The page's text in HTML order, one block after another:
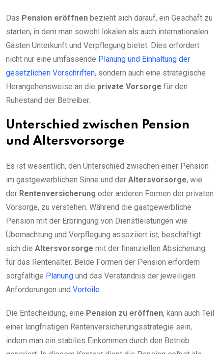
Das Pension eröffnen bezieht sich darauf, ein Geschäft zu
starten, in dem man sowohl lokalen als auch internationalen
Gästen Unterkunft und Verpflegung bietet. Dies erfordert
nicht nur eine umfassende Planung und Einhaltung der
gesetzlichen Vorschriften, sondern auch eine strategische
Herangehensweise an die private Vorsorge für den
Ruhestand der Betreiber.
Unterschied zwischen Pension
und Altersvorsorge
Es ist wesentlich, den Unterschied zwischen einer Pension
im gastgewerblichen Sinne und der Altersvorsorge, wie
der Rentenversicherung oder anderen Formen der privaten
Vorsorge, zu verstehen. Während die gastgewerbliche
Pension mit der Erbringung von Dienstleistungen wie
Übernachtung und Verpflegung assoziiert ist, beschäftigt
sich die Altersvorsorge mit der finanziellen Absicherung
für das Rentenalter. Beide Formen der Pension erfordern
sorgfältige Planung und das Verständnis der jeweiligen
Anforderungen und Vorteile.
Die Entscheidung, eine Pension zu eröffnen, kann auch Teil
einer langfristigen Rentenversicherungsstrategie sein,
indem man ein stabiles Einkommen durch den Betrieb